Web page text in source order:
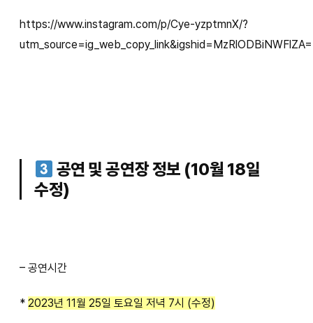
https://www.instagram.com/p/Cye-yzptmnX/?
공연 및 공연장 정보 (10월 18일
수정)
– 공연시간
* 2023년 11월 25일 토요일 저녁 7시 (수정)